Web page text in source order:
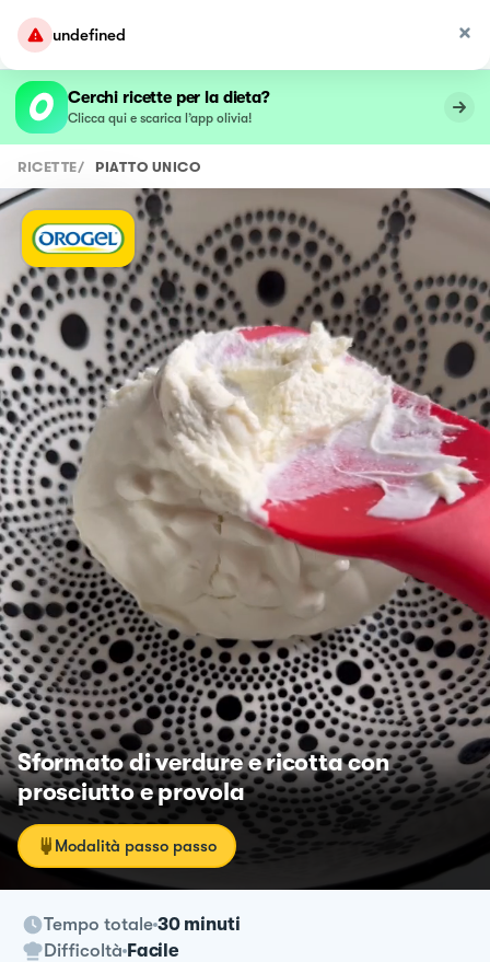
undefined
Cerchi ricette per la dieta?
Clicca qui e scarica l’app olivia!
RICETTE/ PIATTO UNICO
Sformato di verdure e ricotta con
prosciutto e provola
Modalità passo passo
Tempo totale 30 minuti
Difficoltà Facile